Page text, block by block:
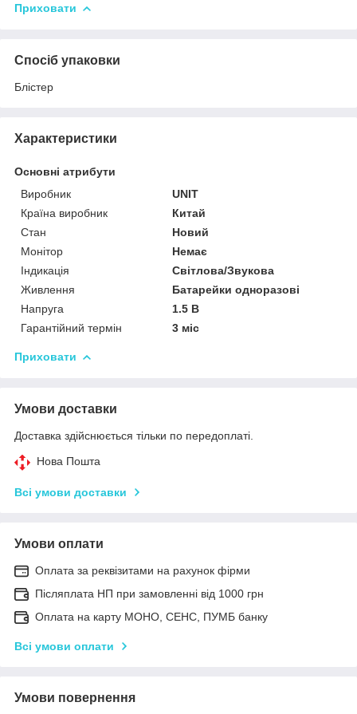
Приховати
Спосіб упаковки
Блістер
Характеристики
Основні атрибути
Виробник
UNIT
Країна виробник
Китай
Стан
Новий
Монітор
Немає
Індикація
Світлова/Звукова
Живлення
Батарейки одноразові
Напруга
1.5 В
Гарантійний термін
3 міс
Приховати
Умови доставки
Доставка здійснюється тільки по передоплаті.
Нова Пошта
Всі умови доставки
Умови оплати
Оплата за реквізитами на рахунок фірми
Післяплата НП при замовленні від 1000 грн
Оплата на карту МОНО, СЕНС, ПУМБ банку
Всі умови оплати
Умови повернення